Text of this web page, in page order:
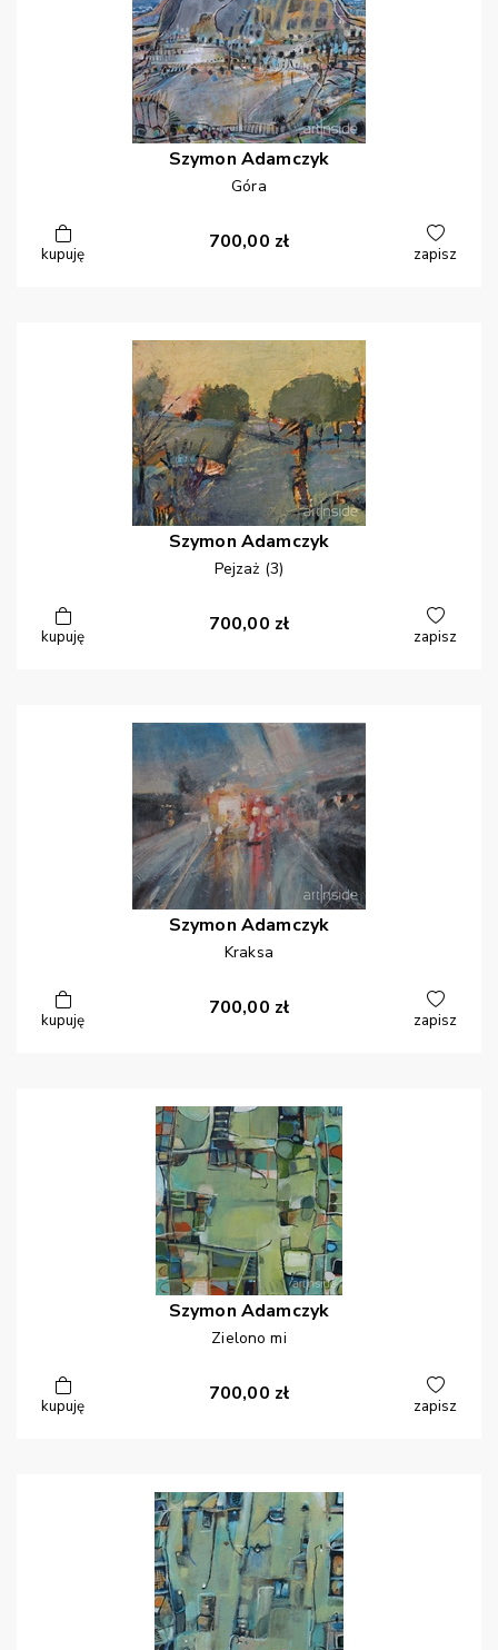
Szymon Adamczyk
Góra
kupuję
700,00 zł
zapisz
Szymon Adamczyk
Pejzaż (3)
kupuję
700,00 zł
zapisz
Szymon Adamczyk
Kraksa
kupuję
700,00 zł
zapisz
Szymon Adamczyk
Zielono mi
kupuję
700,00 zł
zapisz